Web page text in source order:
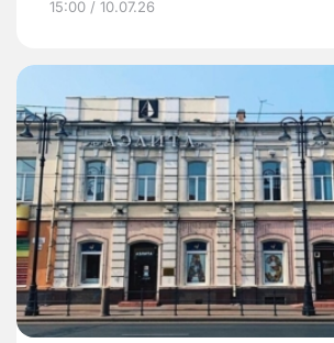
15:00 / 10.07.26